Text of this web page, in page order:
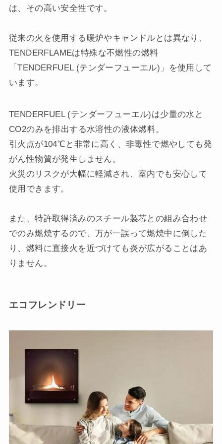
は、その高い安全性です。
従来の火を使用する暖炉やキャンドルとは異なり、
TENDERFLAMEは特殊な不燃性の燃料
「TENDERFUEL (テンダーフューエル)」を使用して
います。
TENDERFUEL (テンダーフューエル)は少量の水と
CO2のみを排出する水溶性の液体燃料。
引火点が104℃と非常に高く、非毒性で燃やしても発
がん性物質が発生しません。
火災のリスクが大幅に軽減され、室内でも安心して
使用できます。
また、特許取得済みのスチール製芯との組み合わせ
でのみ燃焼するので、万が一誤って燃焼中に倒した
り、燃料に直接火を近づけても炎が広がることはあ
りません。
エコフレンドリー